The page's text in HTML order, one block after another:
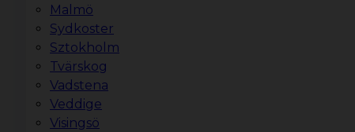
Malmö
Sydkoster
Sztokholm
Tvärskog
Vadstena
Veddige
Visingsö